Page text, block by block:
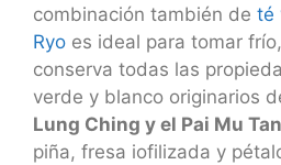
combinación también de té
Ryo es ideal para tomar
conserva todas las
verde y blanco originarios
Lung Ching y el Pai Mu Tan
piña, fresa iofilizada y